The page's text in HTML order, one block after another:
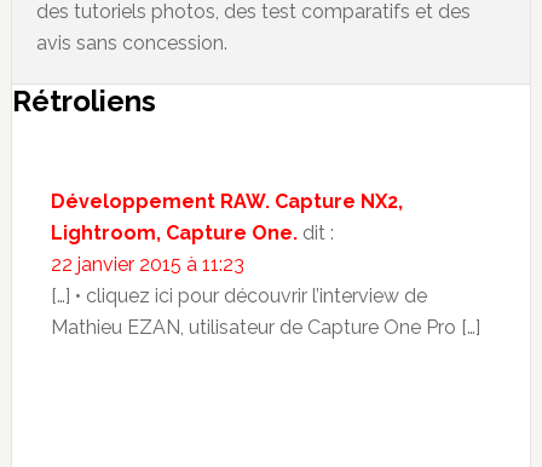
des tutoriels photos, des test comparatifs et des
avis sans concession.
Rétroliens
Développement RAW. Capture NX2,
Lightroom, Capture One. dit :
22 janvier 2015 à 11:23
[…] • cliquez ici pour découvrir l’interview de
Mathieu EZAN, utilisateur de Capture One Pro […]